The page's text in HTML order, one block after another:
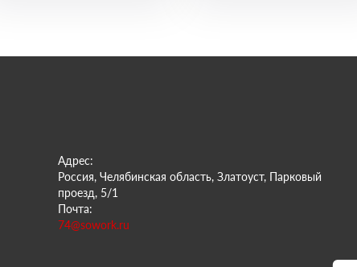
Адрес:
Россия, Челябинская область, Златоуст, Парковый
проезд, 5/1
Почта:
74@sowork.ru